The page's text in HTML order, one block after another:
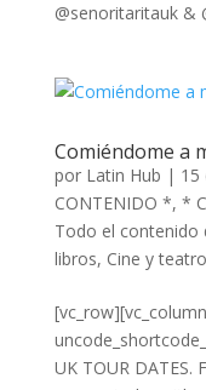
@senoritaritauk &
Comiéndome a
por Latin Hub | 15
CONTENIDO *, *
Todo el contenido
libros, Cine y teatro
UK TOUR